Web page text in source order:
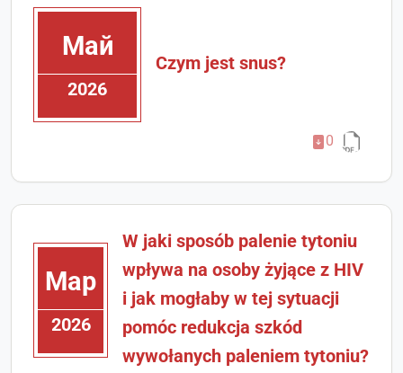
Май
2026
Czym jest snus?
0
Мар
2026
W jaki sposób palenie tytoniu
wpływa na osoby żyjące z HIV
i jak mogłaby w tej sytuacji
pomóc redukcja szkód
wywołanych paleniem tytoniu?